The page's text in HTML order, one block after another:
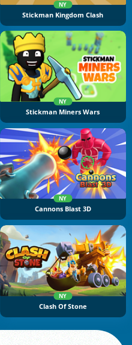
NY
Stickman Kingdom Clash
NY
Stickman Miners Wars
NY
Cannons Blast 3D
NY
Clash Of Stone